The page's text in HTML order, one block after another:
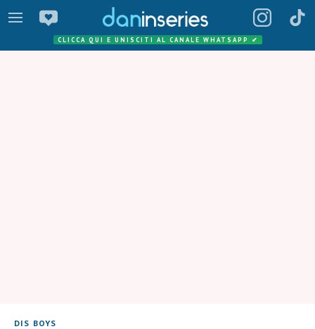
CLICCA QUI E UNISCITI AL CANALE WHATSAPP ✔
DIS BOYS